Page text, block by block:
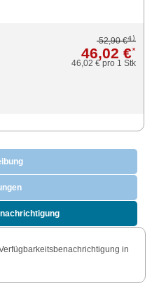
52,90 €4)
46,02 €*
46,02 €pro 1 Stk
in